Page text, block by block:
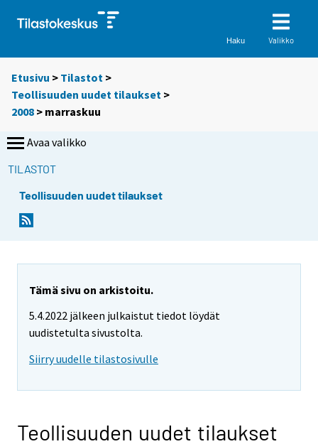
Haku Valikko
Etusivu > Tilastot >
Teollisuuden uudet tilaukset >
2008 > marraskuu
Avaa valikko
TILASTOT
Teollisuuden uudet tilaukset
Tämä sivu on arkistoitu.
5.4.2022 jälkeen julkaistut tiedot löydät
uudistetulta sivustolta.
Siirry uudelle tilastosivulle
Teollisuuden uudet tilaukset